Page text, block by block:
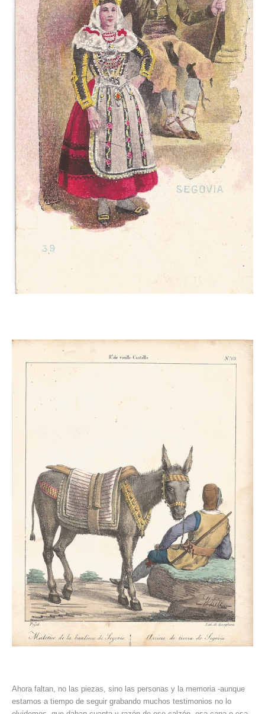
Ahora faltan, no las piezas, sino las personas y la memoria -aunque
estamos a tiempo de seguir grabando muchos testimonios no lo